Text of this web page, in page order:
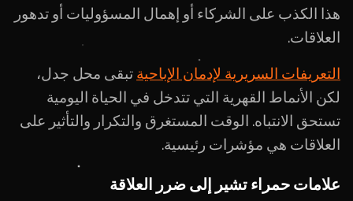
هذا الكذب على الشركاء أو إهمال المسؤوليات أو تدهور
العلاقات.
التعريفات السريرية لإدمان الإباحية تبقى محل جدل،
لكن الأنماط القهرية التي تتدخل في الحياة اليومية
تستحق الانتباه. الوقت المستغرق والتكرار والتأثير على
العلاقات هي مؤشرات رئيسية.
علامات حمراء تشير إلى ضرر العلاقة